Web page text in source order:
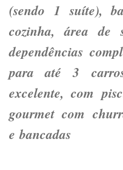
(sendo 1 suíte),
cozinha, área de
dependências
para até 3
excelente, com
gourmet com
e bancadas